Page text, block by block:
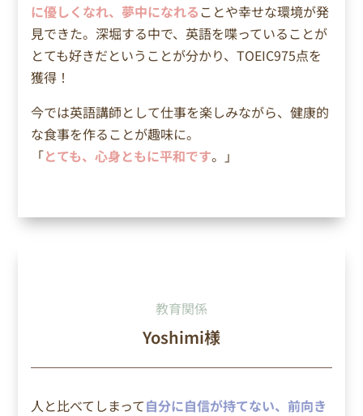
に優しくなれ、夢中になれることや幸せな環境が発
見できた。深堀する中で、英語を喋っていることが
とても好きだということが分かり、TOEIC975点を
獲得！
今では英語講師として仕事を楽しみながら、健康的
な食事を作ることが趣味に。
「とても、心身ともに平和です。」
教育関係
Yoshimi様
人と比べてしまって自分に自信が持てない、前向き